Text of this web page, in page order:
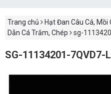
Trang chủ
Hạt Đan Câu Cá, Mồi
Dẫn Cá Trắm, Chép
sg-
SG-11134201-7QVD7-